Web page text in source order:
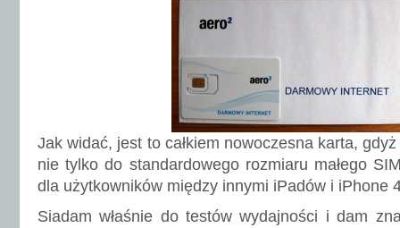
Jak widać, jest to całkiem nowoczesna karta,
nie tylko do standardowego rozmiaru małego
dla użytkowników między innymi iPadów i iPhone
Siadam właśnie do testów wydajności i dam